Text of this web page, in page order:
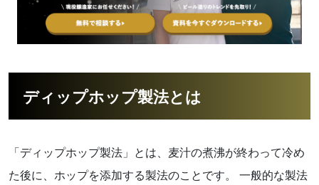
ディップホップ製法とは
「ディップホップ製法」とは、麦汁の煮沸が終わって冷め
た後に、ホップを添加する製法のことです。 一般的な製法